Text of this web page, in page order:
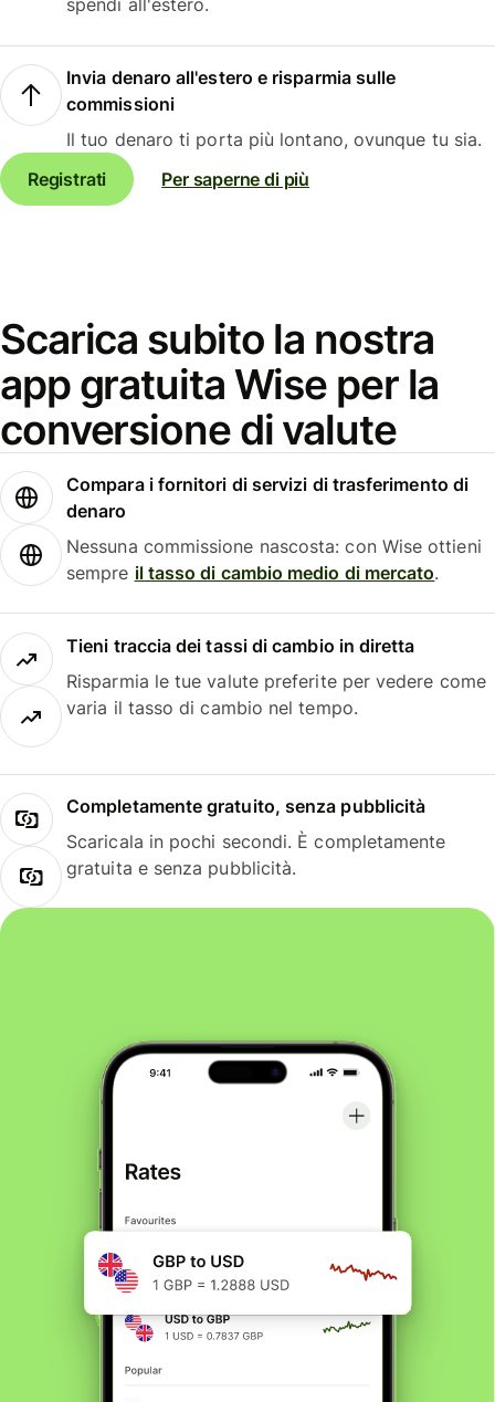
spendi all'estero.
Invia denaro all'estero e risparmia sulle
commissioni
Il tuo denaro ti porta più lontano, ovunque tu sia.
Registrati
Per saperne di più
Scarica subito la nostra
app gratuita Wise per la
conversione di valute
Compara i fornitori di servizi di trasferimento di
denaro
Nessuna commissione nascosta: con Wise ottieni
sempre il tasso di cambio medio di mercato.
Tieni traccia dei tassi di cambio in diretta
Risparmia le tue valute preferite per vedere come
varia il tasso di cambio nel tempo.
Completamente gratuito, senza pubblicità
Scaricala in pochi secondi. È completamente
gratuita e senza pubblicità.